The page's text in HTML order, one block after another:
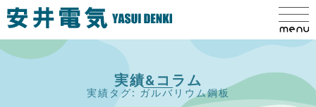
実績&コラム
実績タグ: ガルバリウム鋼板